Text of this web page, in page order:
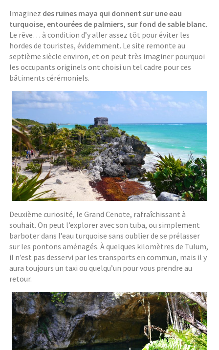
Imaginez des ruines maya qui donnent sur une eau
turquoise, entourées de palmiers, sur fond de sable blanc.
Le rêve… à condition d’y aller assez tôt pour éviter les
hordes de touristes, évidemment. Le site remonte au
septième siècle environ, et on peut très imaginer pourquoi
les occupants originels ont choisi un tel cadre pour ces
bâtiments cérémoniels.
Deuxième curiosité, le Grand Cenote, rafraîchissant à
souhait. On peut l’explorer avec son tuba, ou simplement
barboter dans l’eau turquoise sans oublier de se prélasser
sur les pontons aménagés. À quelques kilomètres de Tulum,
il n’est pas desservi par les transports en commun, mais il y
aura toujours un taxi ou quelqu’un pour vous prendre au
retour.